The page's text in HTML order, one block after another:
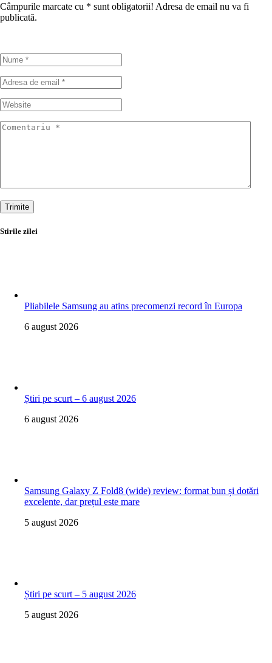
Câmpurile marcate cu * sunt obligatorii! Adresa de email nu va fi
publicată.
Trimite
Stirile zilei
Pliabilele Samsung au atins precomenzi record în Europa
6 august 2026
Știri pe scurt – 6 august 2026
6 august 2026
Samsung Galaxy Z Fold8 (wide) review: format bun și dotări
excelente, dar prețul este mare
5 august 2026
Știri pe scurt – 5 august 2026
5 august 2026